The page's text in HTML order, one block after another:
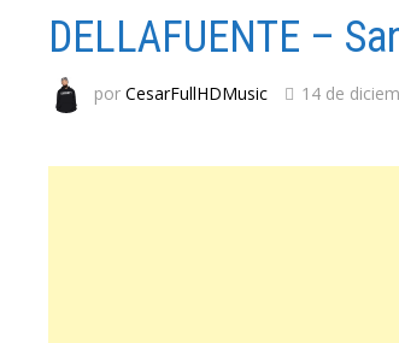
DELLAFUENTE –
porCesarFullHDMusic 14 de